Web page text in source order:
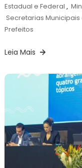
Estadual e Federal ,
Secretarias Municipais
Prefeitos
Leia Mais